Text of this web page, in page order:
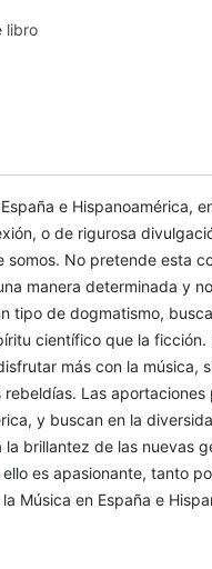
libro
e Hispanoamérica,
o de rigurosa
No pretende esta
manera determinada y
tipo de dogmatismo,
científico que la
más con la música,
Las
y buscan en la
brillantez de las nuevas
es apasionante, tanto
Música en España e